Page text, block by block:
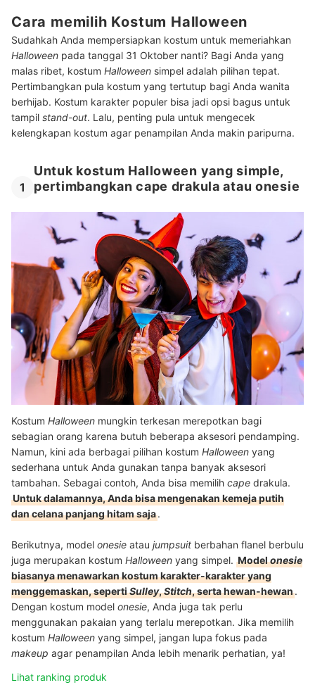
Cara memilih Kostum Halloween
Sudahkah Anda mempersiapkan kostum untuk memeriahkan
Halloween pada tanggal 31 Oktober nanti? Bagi Anda yang
malas ribet, kostum Halloween simpel adalah pilihan tepat.
Pertimbangkan pula kostum yang tertutup bagi Anda wanita
berhijab. Kostum karakter populer bisa jadi opsi bagus untuk
tampil stand-out. Lalu, penting pula untuk mengecek
kelengkapan kostum agar penampilan Anda makin paripurna.
1
Untuk kostum Halloween yang simple,
pertimbangkan cape drakula atau onesie
Kostum Halloween mungkin terkesan merepotkan bagi
sebagian orang karena butuh beberapa aksesori pendamping.
Namun, kini ada berbagai pilihan kostum Halloween yang
sederhana untuk Anda gunakan tanpa banyak aksesori
tambahan. Sebagai contoh, Anda bisa memilih cape drakula.
Untuk dalamannya, Anda bisa mengenakan kemeja putih
dan celana panjang hitam saja.
Berikutnya, model onesie atau jumpsuit berbahan flanel berbulu
juga merupakan kostum Halloween yang simpel. Modelonesie
biasanya menawarkan kostum karakter-karakter yang
menggemaskan, sepertiSulley,Stitch, serta hewan-hewan.
Dengan kostum model onesie, Anda juga tak perlu
menggunakan pakaian yang terlalu merepotkan. Jika memilih
kostum Halloween yang simpel, jangan lupa fokus pada
makeup agar penampilan Anda lebih menarik perhatian, ya!
Lihat ranking produk